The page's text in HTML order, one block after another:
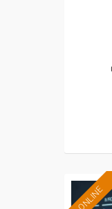
ONLINE